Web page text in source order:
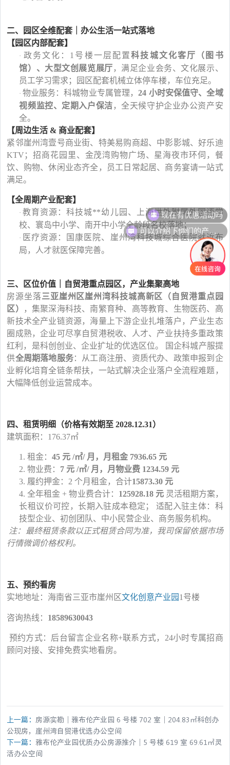
二、园区全维配套｜办公生活一站式落地
【园区内部配套】
· 政务文化： 1号楼一层配置科技城文化客厅（图书
馆）、大型文创展览展厅 ，满足企业会务、文化展示、
员工学习需求；园区配套机械立体停车楼，车位充足。
· 物业服务：科城物业专属管理，24 小时安保值守、全域
视频监控、定期入户保洁 ，全天候守护企业办公资产安
全。
【周边生活 & 商业配套】
紧邻崖州湾壹号商业街、特美易购商超、中影影城、好乐迪
KTV；招商花园里、金茂湾购物广场、星海夜市环伺，餐
饮、购物、休闲业态齐全，员工日常起居、商务宴请一站式
满足。
【全周期产业配套】
· 教育资源：科技城**幼儿园、上海世外附属外国语学
校、寰岛中小学、南开中小学全龄段名校落地；
· 医疗资源：国康医院、崖州湾科技城综合医院就近布
局，人才就医保障完善。
三、区位价值｜自贸港重点园区，产业集聚高地
房源坐落三亚崖州区崖州湾科技城高新区（自贸港重点园
区）
，集聚深海科技、南繁育种、高等教育、生物医药、高
新技术全产业链资源，海量上下游企业扎堆落户，产业生态
圈成熟，企业可尽享自贸港税收、人才、产业扶持多重政策
红利，是科创创业、企业扩址的优选区位。
国企科城产服提
供全周期落地服务：从工商注册、资质代办、政策申报到企
业孵化培育全链条帮扶，一站式解决企业落户全流程难题，
大幅降低创业运营成本。
四、租赁明细（价格有效期至 2028.12.31）
建筑面积： 176.37㎡
1.租金：45 元 /㎡/ 月，月租金 7936.65 元
2.物业费： 7 元 /㎡/ 月，月物业费 1234.59 元
3. 履约押金：2 个月租金，合计15873.30 元
4.全年租金 + 物业费合计： 125928.18 元 灵活租期方案，
长租议价可控，长期入驻成本稳定；
适配入驻主体：科
技型企业、初创团队、中小民营企业、商务服务机构。
注：最终租赁条款以正式租赁合同为准，我司保留依据市场
行情微调价格权利。
五、预约看房
实地地址：海南省三亚市崖州区文化创意产业园 1号楼
咨询热线： 18589630043
预约方式：后台留言企业名称+联系方式，24小时专属招商
顾问对接、安排免费实地看房。
上一篇： 房源实勘｜雅布伦产业园 6 号楼 702 室｜204.83㎡科创办
公现房，崖州湾自贸港优选办公空间
下一篇： 雅布伦产业园优质办公房源推介｜5 号楼 619 室 69.61㎡灵
活办公空间
可以介绍下你们的产品么